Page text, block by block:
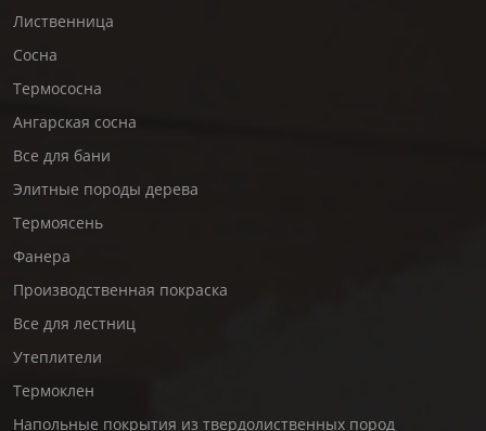
Лиственница
Сосна
Термососна
Ангарская сосна
Все для бани
Элитные породы дерева
Термоясень
Фанера
Производственная покраска
Все для лестниц
Утеплители
Термоклен
Напольные покрытия из твердолиственных пород